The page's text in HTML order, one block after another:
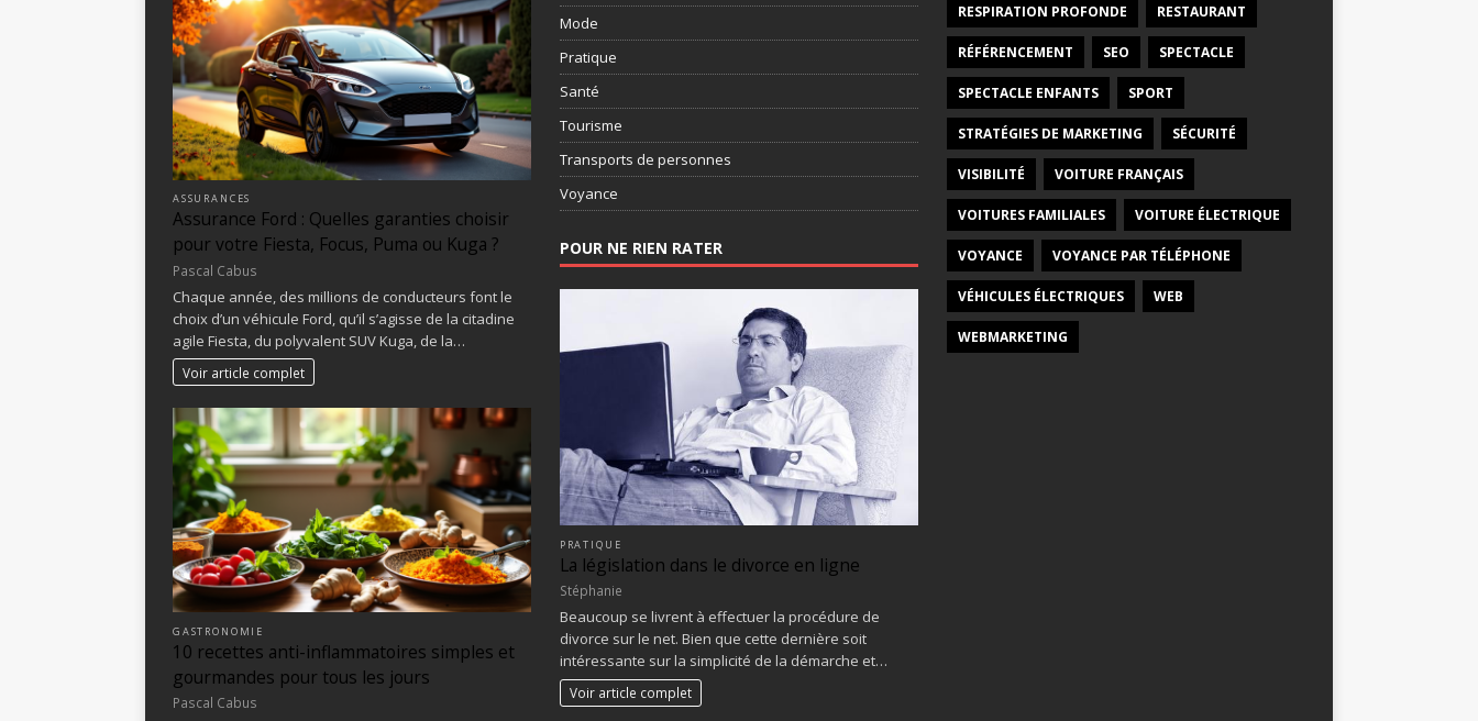
ASSURANCES
Assurance Ford : Quelles garanties choisir
pour votre Fiesta, Focus, Puma ou Kuga ?
Pascal Cabus
Chaque année, des millions de conducteurs font le
choix d’un véhicule Ford, qu’il s’agisse de la citadine
agile Fiesta, du polyvalent SUV Kuga, de la…
Voir article complet
GASTRONOMIE
10 recettes anti-inflammatoires simples et
gourmandes pour tous les jours
Pascal Cabus
Mode
Pratique
Santé
Tourisme
Transports de personnes
Voyance
POUR NE RIEN RATER
PRATIQUE
La législation dans le divorce en ligne
Stéphanie
Beaucoup se livrent à effectuer la procédure de
divorce sur le net. Bien que cette dernière soit
intéressante sur la simplicité de la démarche et…
Voir article complet
RESPIRATION PROFONDE RESTAURANT
RÉFÉRENCEMENT SEO SPECTACLE
SPECTACLE ENFANTS SPORT
STRATÉGIES DE MARKETING SÉCURITÉ
VISIBILITÉ VOITURE FRANÇAIS
VOITURES FAMILIALES VOITURE ÉLECTRIQUE
VOYANCE VOYANCE PAR TÉLÉPHONE
VÉHICULES ÉLECTRIQUES WEB
WEBMARKETING